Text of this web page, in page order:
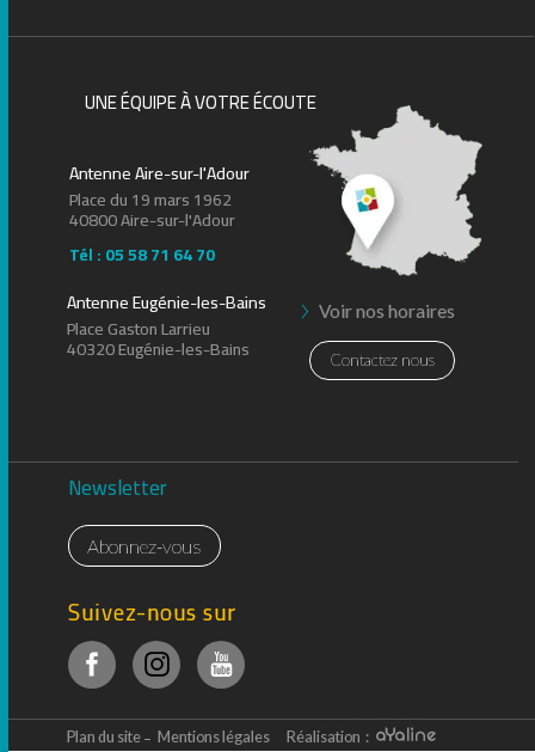
Newsletter
Abonnez-vous
Suivez-nous sur
UNE ÉQUIPE À VOTRE ÉCOUTE
Antenne Aire-sur-l'Adour
Place du 19 mars 1962
40800 Aire-sur-l'Adour
Tél : 05 58 71 64 70
Voir nos horaires
Antenne Eugénie-les-Bains
Place Gaston Larrieu
40320 Eugénie-les-Bains Contactez nous
Plan du site Mentions légales Réalisation :